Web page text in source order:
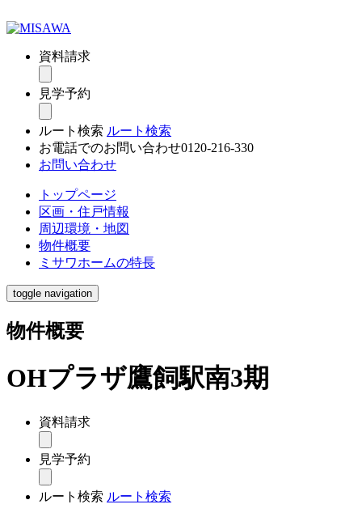
資料請求
見学予約
ルート検索 ルート検索
お電話でのお問い合わせ0120-216-330
お問い合わせ
トップページ
区画・住戸情報
周辺環境・地図
物件概要
ミサワホームの特長
toggle navigation
物件概要
OHプラザ鷹飼駅南3期
資料請求
見学予約
ルート検索 ルート検索